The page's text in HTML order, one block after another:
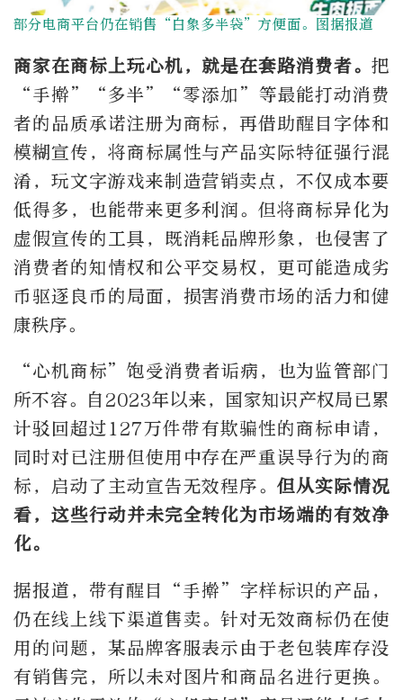
部分电商平台仍在销售“白象多半袋”方便面。图据报道
商家在商标上玩心机，就是在套路消费者。 把
“手擀”“多半”“零添加”等最能打动消费
者的品质承诺注册为商标，再借助醒目字体和
模糊宣传，将商标属性与产品实际特征强行混
淆，玩文字游戏来制造营销卖点，不仅成本要
低得多，也能带来更多利润。但将商标异化为
虚假宣传的工具，既消耗品牌形象，也侵害了
消费者的知情权和公平交易权，更可能造成劣
币驱逐良币的局面，损害消费市场的活力和健
康秩序。
“心机商标”饱受消费者诟病，也为监管部门
所不容。自2023年以来，国家知识产权局已累
计驳回超过127万件带有欺骗性的商标申请，
同时对已注册但使用中存在严重误导行为的商
标，启动了主动宣告无效程序。但从实际情况
看，这些行动并未完全转化为市场端的有效净
化。
据报道，带有醒目“手擀”字样标识的产品，
仍在线上线下渠道售卖。针对无效商标仍在使
用的问题，某品牌客服表示由于老包装库存没
有销售完，所以未对图片和商品名进行更换。